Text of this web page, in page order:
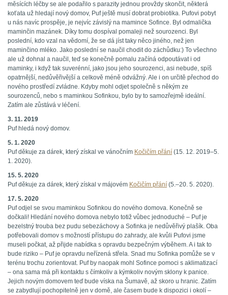
měsících léčby se ale podařilo s parazity jednou provždy skončit, některá
koťata už hledají nový domov, Puf ještě musí dobrat probiotika. Pufovi pobyt
u nás navíc prospěje, je nejvíc závislý na mamince Sofince. Byl odmalička
maminčin mazánek. Díky tomu dospíval pomaleji než sourozenci. Byl
poslední, kdo vzal na vědomí, že se dá jíst taky něco jiného, než jen
maminčino mléko. Jako poslední se naučil chodit do záchůdku:) To všechno
ale už dohnal a naučil, teď se konečně pomalu začíná odpoutávat i od
maminky, i když tak suverénní, jako jsou jeho sourozenci, asi nebude, spíš
opatrnější, nedůvěřivější a celkově méně odvážný. Ale i on určitě přechod do
nového prostředí zvládne. Kdyby mohl odjet společně s někým ze
sourozenců, nebo s maminkou Sofinkou, bylo by to samozřejmě ideální.
Zatím ale zůstává v léčení.
3. 11. 2019
Puf hledá nový domov.
5. 1. 2020
Puf děkuje za dárek, který získal ve vánočním Kočičím přání (15. 12. 2019–5.
1. 2020).
15. 5. 2020
Puf děkuje za dárek, který získal v májovém Kočičím přání (5.–20. 5. 2020).
17. 5. 2020
Puf odjel se svou maminkou Sofinkou do nového domova. Konečně se
dočkali! Hledání nového domova nebylo totiž vůbec jednoduché – Puf je
bezelstný trouba bez pudu sebezáchovy a Sofinka je nedůvěřivý plašík. Oba
potřebovali domov s možností přístupu do zahrady, ale kvůli Pufovi jsme
museli počkat, až přijde nabídka s opravdu bezpečným výběhem. A i tak to
bude riziko – Puf je opravdu neřízená střela. Snad mu Sofinka pomůže se v
terénu trochu zorientovat. Puf by naopak mohl Sofince pomoci s aklimatizací
– ona sama má při kontaktu s čímkoliv a kýmkoliv novým sklony k panice.
Jejich novým domovem teď bude víska na Šumavě, až skoro u hranic. Zatím
se zabydlují pochopitelně jen v domě, ale časem bude k dispozici i okolí –